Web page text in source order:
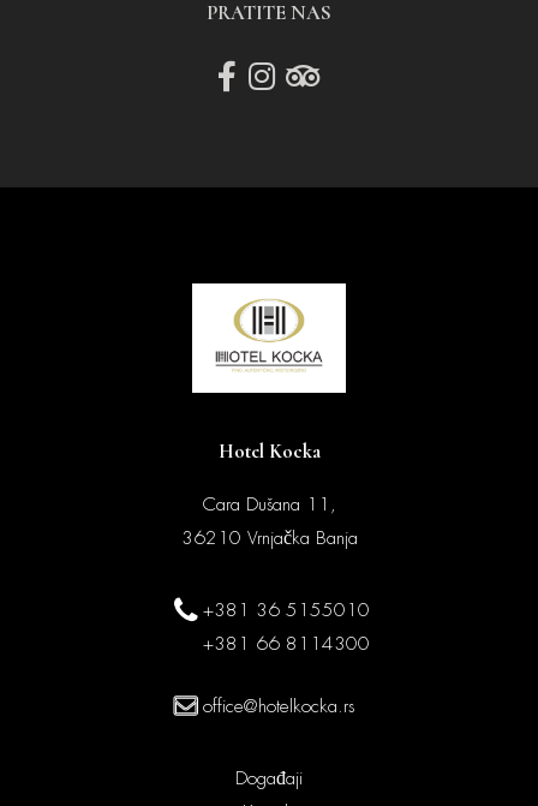
PRATITE NAS
Hotel Kocka
Cara Dušana 11,
36210 Vrnjačka Banja
+381 36 5155010
+381 66 8114300
office@hotelkocka.rs
Događaji